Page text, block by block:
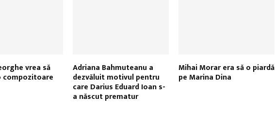
vrea să
compozitoare
Adriana Bahmuteanu a
dezvăluit motivul pentru
care Darius Eduard Ioan s-
a născut prematur
Mihai Morar era să o piardă
pe Marina Dina